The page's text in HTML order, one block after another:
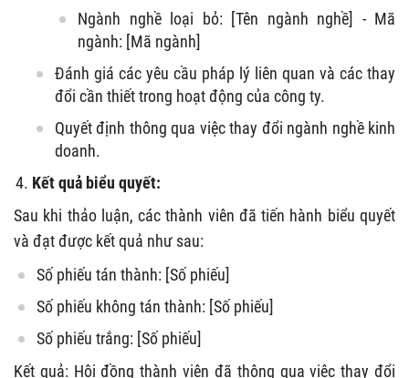
Ngành nghề loại bỏ: [Tên ngành nghề] - Mã
ngành: [Mã ngành]
Đánh giá các yêu cầu pháp lý liên quan và các thay
đổi cần thiết trong hoạt động của công ty.
Quyết định thông qua việc thay đổi ngành nghề kinh
doanh.
Kết quả biểu quyết:
Sau khi thảo luận, các thành viên đã tiến hành biểu quyết
và đạt được kết quả như sau:
Số phiếu tán thành: [Số phiếu]
Số phiếu không tán thành: [Số phiếu]
Số phiếu trắng: [Số phiếu]
Kết quả: Hội đồng thành viên đã thông qua việc thay đổi